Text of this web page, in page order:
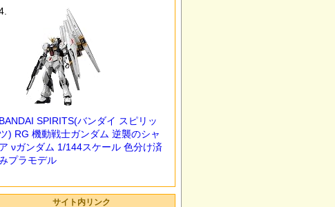
サイト内リンク